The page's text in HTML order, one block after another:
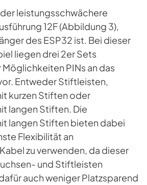
leistungsschwächere
12F (Abbildung 3),
des ESP32 ist. Bei dieser
liegen drei 2er Sets
PINs an das
Entweder Stiftleisten,
kurzen Stiften oder
langen Stiften. Die
langen Stiften bieten dabei
Flexibilität an
zu verwenden, da dieser
und Stiftleisten
auch weniger Platzsparend